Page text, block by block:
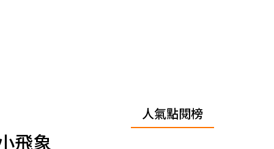
飛象
人氣點閱榜